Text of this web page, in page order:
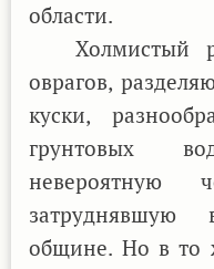
области.
Холмистый
оврагов,
куски,
грунтовых
невероятную
затруднявшую
общине. Но в то